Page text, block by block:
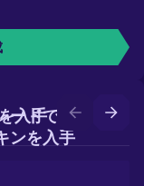
ードでより良い
ンを入手
入手